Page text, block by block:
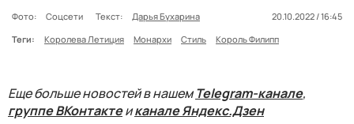
Фото: Соцсети Текст: Дарья Бухарина
20.10.2022 / 16:45
Теги:
Королева Летиция Монархи Стиль Король Филипп
Еще больше новостей в нашемTelegram-канале,
группе ВКонтактеиканале Яндекс.Дзен